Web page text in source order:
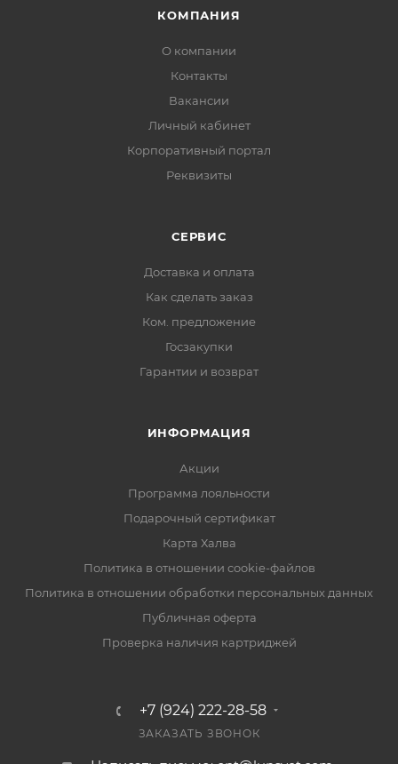
КОМПАНИЯ
О компании
Контакты
Вакансии
Личный кабинет
Корпоративный портал
Реквизиты
СЕРВИС
Доставка и оплата
Как сделать заказ
Ком. предложение
Госзакупки
Гарантии и возврат
ИНФОРМАЦИЯ
Акции
Программа лояльности
Подарочный сертификат
Карта Халва
Политика в отношении cookie-файлов
Политика в отношении обработки персональных данных
Публичная оферта
Проверка наличия картриджей
+7 (924) 222-28-58
ЗАКАЗАТЬ ЗВОНОК